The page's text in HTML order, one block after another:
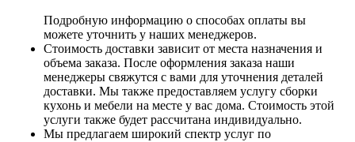
Подробную информацию о способах оплаты вы
можете уточнить у наших менеджеров.
Стоимость доставки зависит от места назначения и
объема заказа. После оформления заказа наши
менеджеры свяжутся с вами для уточнения деталей
доставки. Мы также предоставляем услугу сборки
кухонь и мебели на месте у вас дома. Стоимость этой
услуги также будет рассчитана индивидуально.
Мы предлагаем широкий спектр услуг по